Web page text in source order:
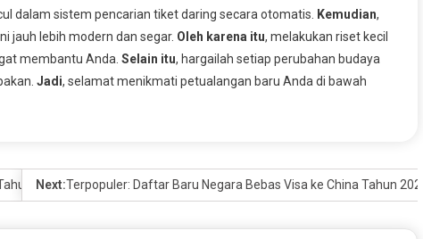
dalam sistem pencarian tiket daring secara otomatis. Kemudian,
jauh lebih modern dan segar. Oleh karena itu, melakukan riset kecil
membantu Anda. Selain itu, hargailah setiap perubahan budaya
Jadi, selamat menikmati petualangan baru Anda di bawah
Next:Terpopuler: Daftar Baru Negara Bebas Visa ke China Tahun 2026